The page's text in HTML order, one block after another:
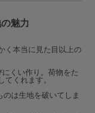
魅力
く本当に見た目以上の
くい作り。荷物をた
てくれます。
は生地を破いてしま